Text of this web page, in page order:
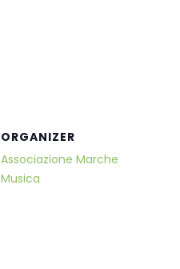
ORGANIZER
Associazione Marche
Musica